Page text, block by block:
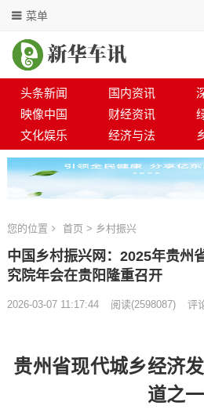
菜单
头条新闻 国内资讯
映像中国
财经资讯
文化娱乐
经济与法
您的位置 首页 > 乡村振兴
中国乡村振兴网：2025年贵州
究院年会在贵阳隆重召开
2026-03-07 11:17:44 阅读(2598087) 评
贵州省现代城乡经济
道之一